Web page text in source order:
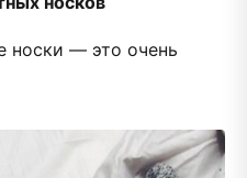
носки — это очень